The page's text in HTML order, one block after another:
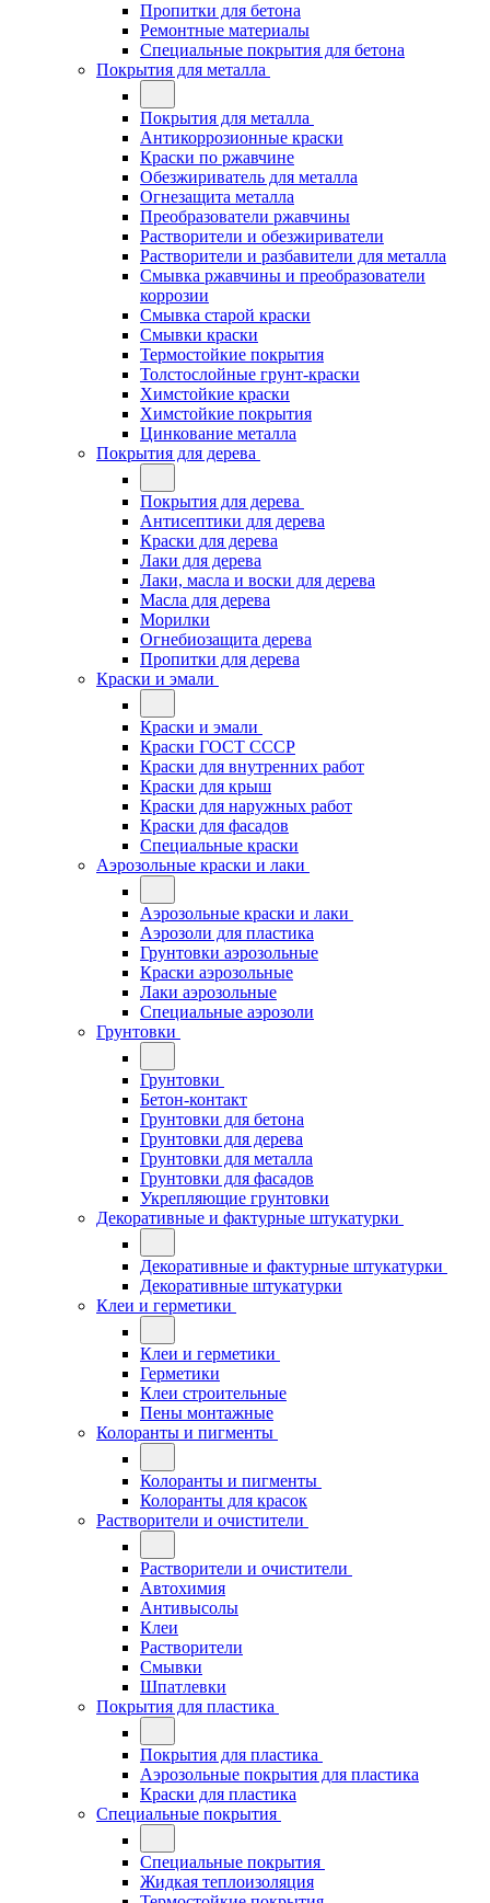
Пропитки для бетона
Ремонтные материалы
Специальные покрытия для бетона
Покрытия для металла
Покрытия для металла
Антикоррозионные краски
Краски по ржавчине
Обезжириватель для металла
Огнезащита металла
Преобразователи ржавчины
Растворители и обезжириватели
Растворители и разбавители для металла
Смывка ржавчины и преобразователи
коррозии
Смывка старой краски
Смывки краски
Термостойкие покрытия
Толстослойные грунт-краски
Химстойкие краски
Химстойкие покрытия
Цинкование металла
Покрытия для дерева
Покрытия для дерева
Антисептики для дерева
Краски для дерева
Лаки для дерева
Лаки, масла и воски для дерева
Масла для дерева
Морилки
Огнебиозащита дерева
Пропитки для дерева
Краски и эмали
Краски и эмали
Краски ГОСТ СССР
Краски для внутренних работ
Краски для крыш
Краски для наружных работ
Краски для фасадов
Специальные краски
Аэрозольные краски и лаки
Аэрозольные краски и лаки
Аэрозоли для пластика
Грунтовки аэрозольные
Краски аэрозольные
Лаки аэрозольные
Специальные аэрозоли
Грунтовки
Грунтовки
Бетон-контакт
Грунтовки для бетона
Грунтовки для дерева
Грунтовки для металла
Грунтовки для фасадов
Укрепляющие грунтовки
Декоративные и фактурные штукатурки
Декоративные и фактурные штукатурки
Декоративные штукатурки
Клеи и герметики
Клеи и герметики
Герметики
Клеи строительные
Пены монтажные
Колоранты и пигменты
Колоранты и пигменты
Колоранты для красок
Растворители и очистители
Растворители и очистители
Автохимия
Антивысолы
Клеи
Растворители
Смывки
Шпатлевки
Покрытия для пластика
Покрытия для пластика
Аэрозольные покрытия для пластика
Краски для пластика
Специальные покрытия
Специальные покрытия
Жидкая теплоизоляция